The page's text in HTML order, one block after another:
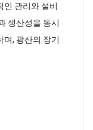
인 관리와 설비
생산성을 동시
며, 광산의 장기